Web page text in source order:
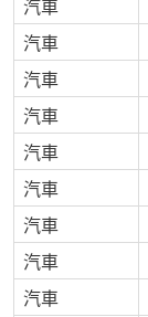
汽車
汽車
汽車
汽車
汽車
汽車
汽車
汽車
汽車